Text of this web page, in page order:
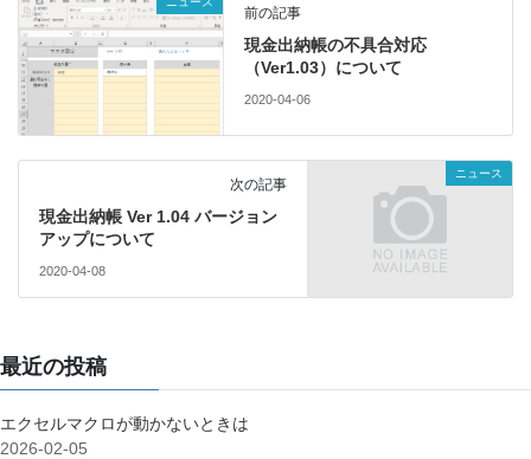
前の記事
現金出納帳の不具合対応
（Ver1.03）について
2020-04-06
ニュース
次の記事
現金出納帳 Ver 1.04 バージョン
アップについて
2020-04-08
最近の投稿
エクセルマクロが動かないときは
2026-02-05